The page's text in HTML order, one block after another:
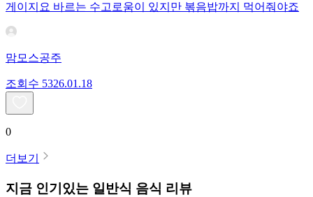
게이지요 바르는 수고로움이 있지만 볶음밥까지 먹어줘야죠
맘모스공주
조회수 5326.01.18
0
더보기
지금 인기있는 일반식 음식 리뷰